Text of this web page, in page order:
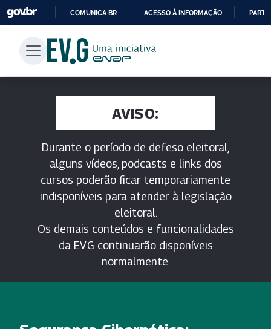
PARA
CONTEÚDO
COMUNICA BR ACESSO À INFORMAÇÃO
AVISO:
Durante o período de defeso eleitoral,
alguns vídeos, podcasts e links dos
cursos poderão ficar temporariamente
indisponíveis para atender à legislação
eleitoral.
Os demais conteúdos e funcionalidades
da EV.G continuarão disponíveis
normalmente.